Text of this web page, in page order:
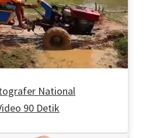
National
90 Detik